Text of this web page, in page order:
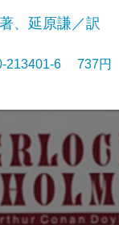
、延原謙／訳
213401-6 737円